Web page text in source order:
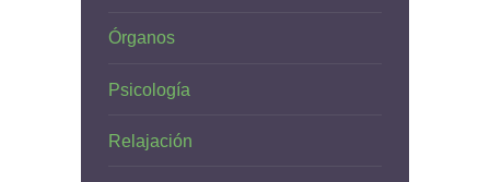
Órganos
Psicología
Relajación